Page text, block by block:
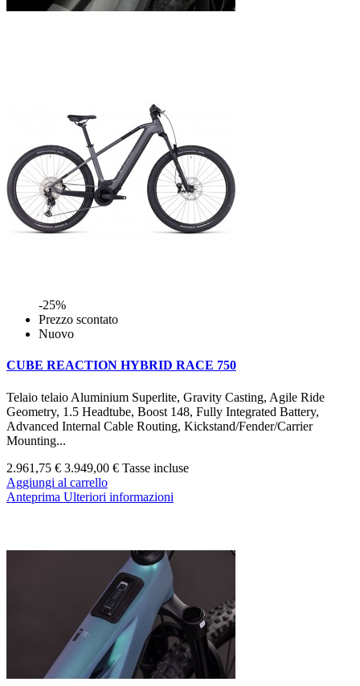
-25%
Prezzo scontato
Nuovo
CUBE REACTION HYBRID RACE 750
Telaio telaio Aluminium Superlite, Gravity Casting, Agile Ride
Geometry, 1.5 Headtube, Boost 148, Fully Integrated Battery,
Advanced Internal Cable Routing, Kickstand/Fender/Carrier
Mounting...
2.961,75 € 3.949,00 € Tasse incluse
Aggiungi al carrello
Anteprima Ulteriori informazioni